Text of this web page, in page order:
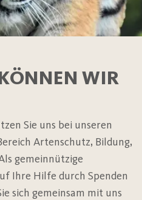
WIR
Sie uns bei unseren
Artenschutz, Bildung,
gemeinnützige
Ihre Hilfe durch Spenden
sich gemeinsam mit uns